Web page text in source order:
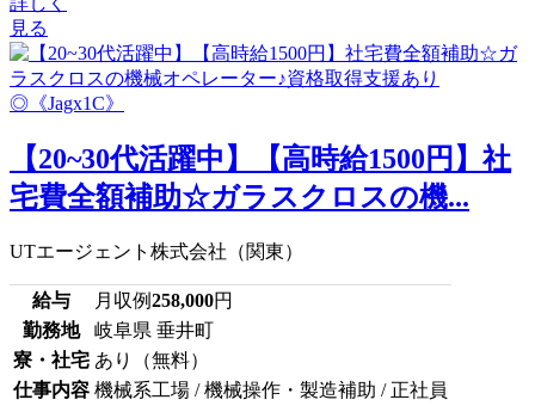
見る
【20~30代活躍中】【高時給1500円】社
宅費全額補助☆ガラスクロスの機...
UTエージェント株式会社（関東）
給与 月収例258,000円
勤務地
岐阜県 垂井町
寮・社宅 あり（無料）
仕事内容 機械系工場 / 機械操作・製造補助 / 正社員